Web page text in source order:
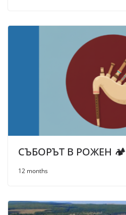
СЪБОРЪТ В РОЖЕН 🏕️
12 months